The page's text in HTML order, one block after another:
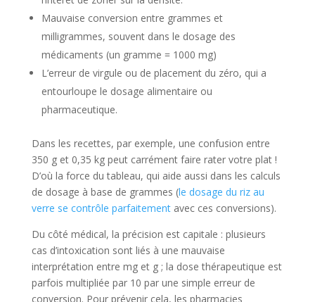
Mauvaise conversion entre grammes et
milligrammes, souvent dans le dosage des
médicaments (un gramme = 1000 mg)
L’erreur de virgule ou de placement du zéro, qui a
entourloupe le dosage alimentaire ou
pharmaceutique.
Dans les recettes, par exemple, une confusion entre
350 g et 0,35 kg peut carrément faire rater votre plat !
D’où la force du tableau, qui aide aussi dans les calculs
de dosage à base de grammes (le dosage du riz au
verre se contrôle parfaitementavec ces conversions).
Du côté médical, la précision est capitale : plusieurs
cas d’intoxication sont liés à une mauvaise
interprétation entre mg et g ; la dose thérapeutique est
parfois multipliée par 10 par une simple erreur de
conversion. Pour prévenir cela, les pharmacies